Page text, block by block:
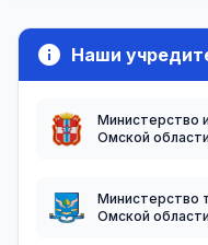
info Наши
Министерство
Омской области
Министерство
Омской области